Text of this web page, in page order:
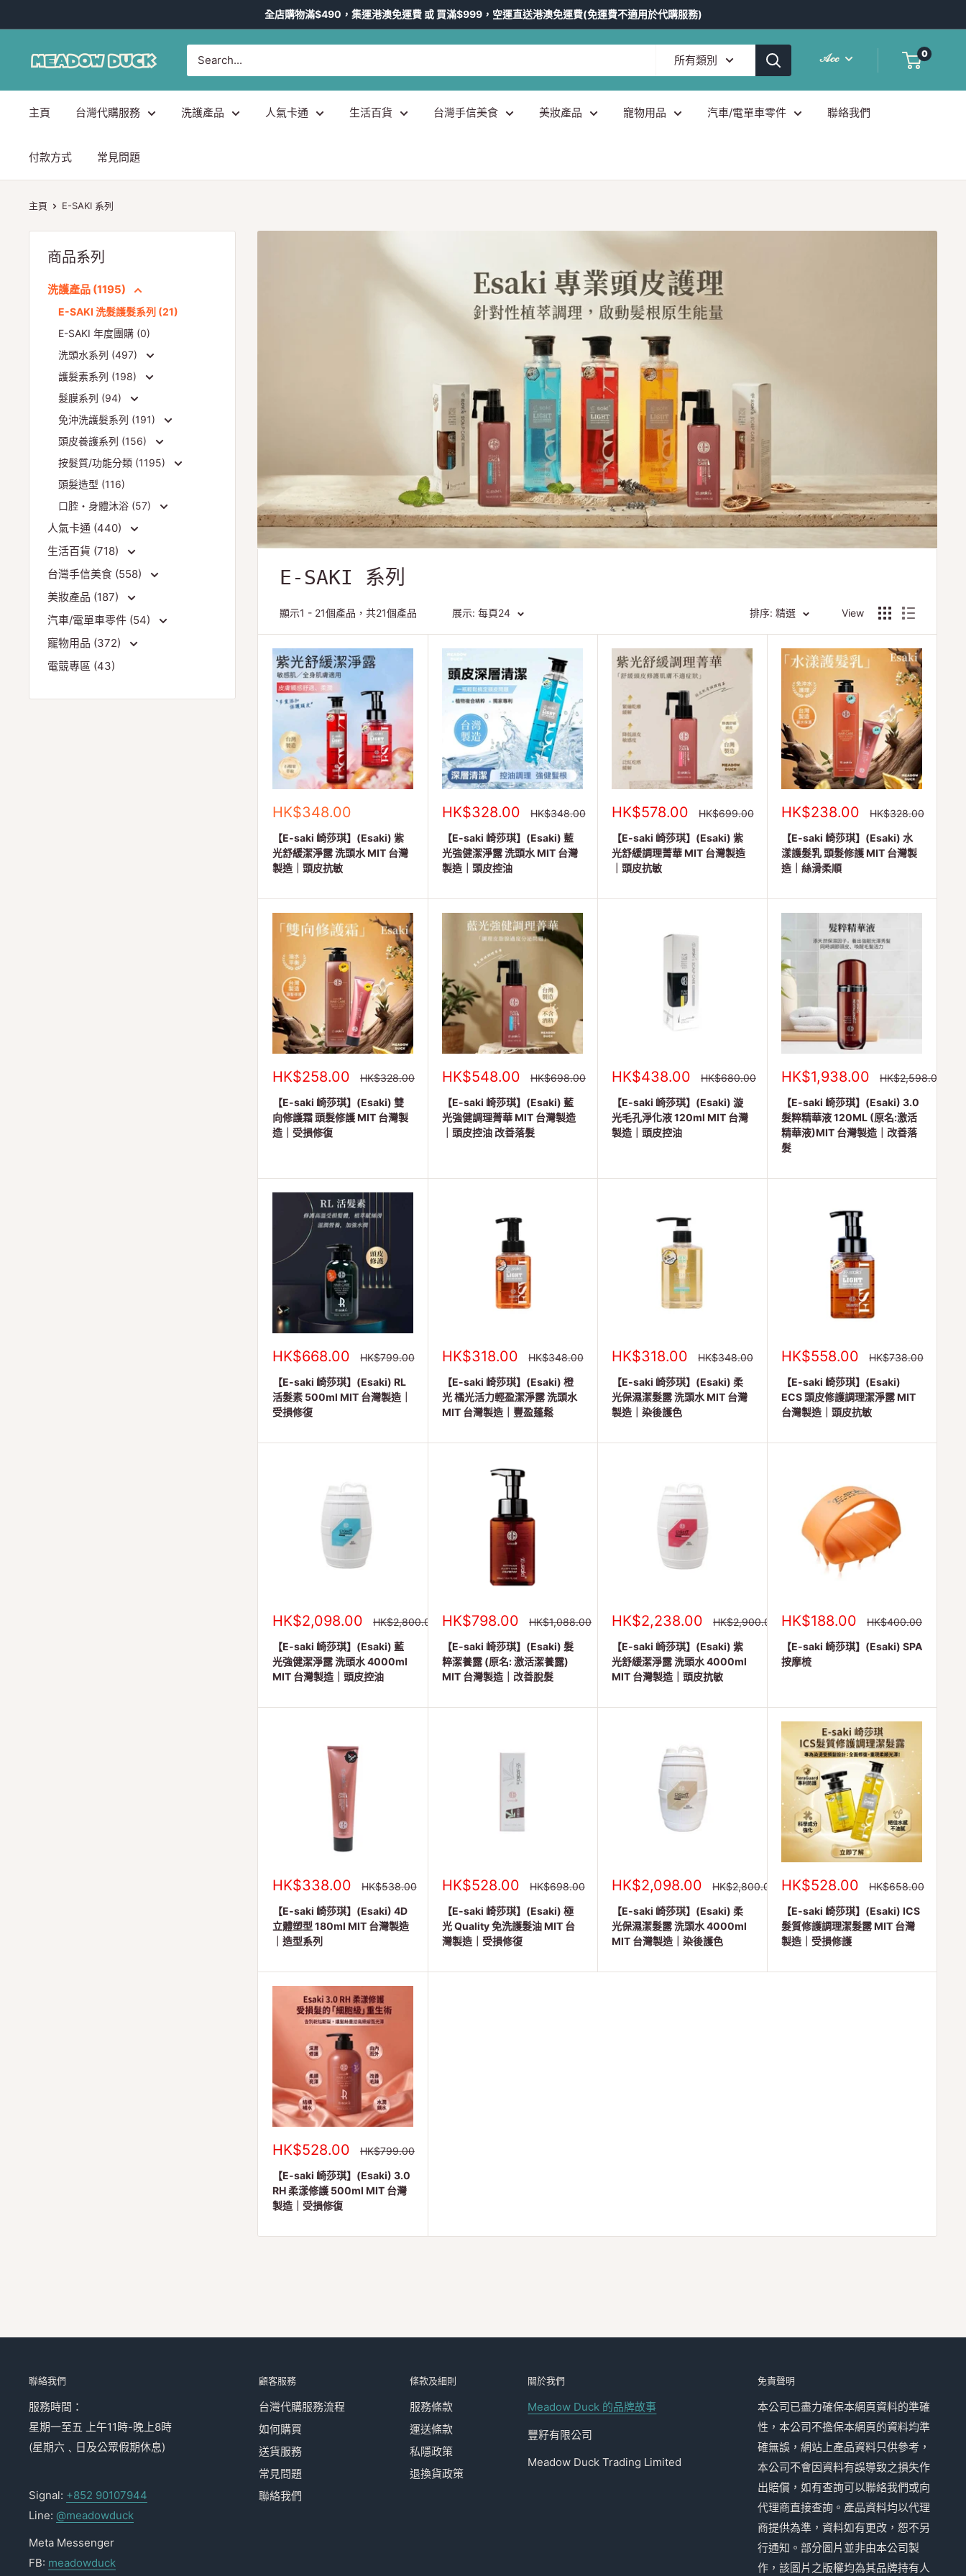
到
全店購物滿$490，集運港澳免運費 或 買滿$999，空運直送港澳免運費(免運費不適用於代購服務)
Meadow
Duck
-
台
代
所有類別 𝒜𝒸𝒸 0
主頁 台灣代購服務 洗護產品 人氣卡通 生活百貨 台灣手信美食 美妝產品 寵物用品 汽車/電單車零件 聯絡我們
付款方式 常見問題
主頁 E-SAKI 系列
商品系列
洗護產品 (1195)
E-SAKI 洗髮護髮系列 (21)
E-SAKI 年度團購 (0)
洗頭水系列 (497)
護髮素系列 (198)
髮膜系列 (94)
免沖洗護髮系列 (191)
頭皮養護系列 (156)
按髮質/功能分類 (1195)
頭髮造型 (116)
口腔・身體沐浴 (57)
人氣卡通 (440)
生活百貨 (718)
台灣手信美食 (558)
美妝產品 (187)
汽車/電單車零件 (54)
寵物用品 (372)
電競專區 (43)
E-SAKI 系列
顯示1 - 21個產品，共21個產品 展示: 每頁24 排序: 精選 View
銷
價
格
HK$348.00
【E-saki 崎莎琪】(Esaki) 紫
光舒緩潔淨露 洗頭水 MIT 台灣
製造｜頭皮抗敏
銷
價
格
HK$328.00
正
價
格
HK$348.00
【E-saki 崎莎琪】(Esaki) 藍
光強健潔淨露 洗頭水 MIT 台灣
製造｜頭皮控油
銷
價
格
HK$578.00
正
價
格
HK$699.00
【E-saki 崎莎琪】(Esaki) 紫
光舒緩調理菁華 MIT 台灣製造
｜頭皮抗敏
銷
價
格
HK$238.00
正
價
格
HK$328.00
【E-saki 崎莎琪】(Esaki) 水
漾護髮乳 頭髮修護 MIT 台灣製
造｜絲滑柔順
銷
價
格
HK$258.00
正
價
格
HK$328.00
【E-saki 崎莎琪】(Esaki) 雙
向修護霜 頭髮修護 MIT 台灣製
造｜受損修復
銷
價
格
HK$548.00
正
價
格
HK$698.00
【E-saki 崎莎琪】(Esaki) 藍
光強健調理菁華 MIT 台灣製造
｜頭皮控油 改善落髮
銷
價
格
HK$438.00
正
價
格
HK$680.00
【E-saki 崎莎琪】(Esaki) 漩
光毛孔淨化液 120ml MIT 台灣
製造｜頭皮控油
銷
價
格
HK$1,938.00
正
價
格
HK$2,598.00
【E-saki 崎莎琪】(Esaki) 3.0
髮粹精華液 120ML (原名:激活
精華液)MIT 台灣製造｜改善落
髮
銷
價
格
HK$668.00
正
價
格
HK$799.00
【E-saki 崎莎琪】(Esaki) RL
活髮素 500ml MIT 台灣製造｜
受損修復
銷
價
格
HK$318.00
正
價
格
HK$348.00
【E-saki 崎莎琪】(Esaki) 橙
光 橘光活力輕盈潔淨露 洗頭水
MIT 台灣製造｜豐盈蓬鬆
銷
價
格
HK$318.00
正
價
格
HK$348.00
【E-saki 崎莎琪】(Esaki) 柔
光保濕潔髮露 洗頭水 MIT 台灣
製造｜染後護色
銷
價
格
HK$558.00
正
價
格
HK$738.00
【E-saki 崎莎琪】(Esaki)
ECS 頭皮修護調理潔淨露 MIT
台灣製造｜頭皮抗敏
銷
價
格
HK$2,098.00
正
價
格
HK$2,800.00
【E-saki 崎莎琪】(Esaki) 藍
光強健潔淨露 洗頭水 4000ml
MIT 台灣製造｜頭皮控油
銷
價
格
HK$798.00
正
價
格
HK$1,088.00
【E-saki 崎莎琪】(Esaki) 髮
粹潔養露 (原名: 激活潔養露)
MIT 台灣製造｜改善脫髮
銷
價
格
HK$2,238.00
正
價
格
HK$2,900.00
【E-saki 崎莎琪】(Esaki) 紫
光舒緩潔淨露 洗頭水 4000ml
MIT 台灣製造｜頭皮抗敏
銷
價
格
HK$188.00
正
價
格
HK$400.00
【E-saki 崎莎琪】(Esaki) SPA
按摩梳
銷
價
格
HK$338.00
正
價
格
HK$538.00
【E-saki 崎莎琪】(Esaki) 4D
立體塑型 180ml MIT 台灣製造
｜造型系列
銷
價
格
HK$528.00
正
價
格
HK$698.00
【E-saki 崎莎琪】(Esaki) 極
光 Quality 免洗護髮油 MIT 台
灣製造｜受損修復
銷
價
格
HK$2,098.00
正
價
格
HK$2,800.00
【E-saki 崎莎琪】(Esaki) 柔
光保濕潔髮露 洗頭水 4000ml
MIT 台灣製造｜染後護色
銷
價
格
HK$528.00
正
價
格
HK$658.00
【E-saki 崎莎琪】(Esaki) ICS
髮質修護調理潔髮露 MIT 台灣
製造｜受損修護
銷
價
格
HK$528.00
正
價
格
HK$799.00
【E-saki 崎莎琪】(Esaki) 3.0
RH 柔漾修護 500ml MIT 台灣
製造｜受損修復
聯絡我們
服務時間：
星期一至五 上午11時-晚上8時
(星期六﹑日及公眾假期休息)
Signal: +852 90107944
Line: @meadowduck
Meta Messenger
FB: meadowduck
顧客服務
台灣代購服務流程
如何購買
送貨服務
常見問題
聯絡我們
條款及細則
服務條款
運送條款
私隱政策
退換貨政策
關於我們
Meadow Duck 的品牌故事
豐籽有限公司
Meadow Duck Trading Limited
免責聲明
本公司已盡力確保本網頁資料的準確
性，本公司不擔保本網頁的資料均準
確無誤，網站上產品資料只供參考，
本公司不會因資料有誤導致之損失作
出賠償，如有查詢可以聯絡我們或向
代理商直接查詢。產品資料均以代理
商提供為準，資料如有更改，恕不另
行通知。部分圖片並非由本公司製
作，該圖片之版權均為其品牌持有人